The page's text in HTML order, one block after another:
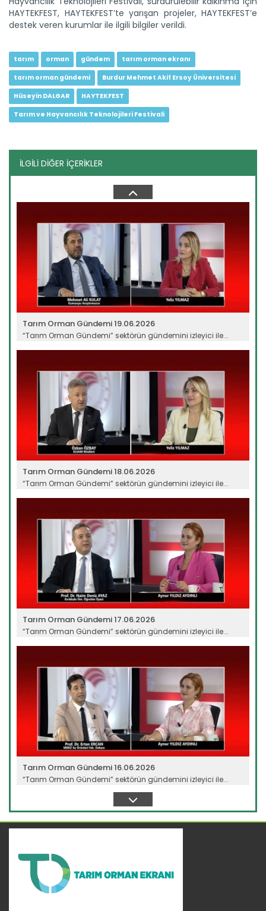
HAYTEKFEST, HAYTEKFEST’te yarışan projeler, HAYTEKFEST’e
destek veren kurumlar ile ilgili bilgiler verildi.
tarım orman gündem tarım orman ekranı
tarım orman gündemi Burdur Mehmet Akif Ersoy Üniversitesi
Hüseyin DALGAR HAYTEKFEST
Tarım ve Hayvancılık Teknolojileri Festivali
İLGİLİ DİĞER İÇERİKLER
Tarım Orman Gündemi 11.06.2026
Devamını Oku ->
Tarım Orman Gündemi 10.06.2026
“Tarım Orman Gündemi” sektörün gündemini izleyici ile...
Devamını Oku ->
Tarım Orman Gündemi 19.06.2026
“Tarım Orman Gündemi” sektörün gündemini izleyici ile...
Devamını Oku ->
Tarım Orman Gündemi 18.06.2026
“Tarım Orman Gündemi” sektörün gündemini izleyici ile...
Devamını Oku ->
Tarım Orman Gündemi 17.06.2026
“Tarım Orman Gündemi” sektörün gündemini izleyici ile...
Devamını Oku ->
Tarım Orman Gündemi 16.06.2026
“Tarım Orman Gündemi” sektörün gündemini izleyici ile...